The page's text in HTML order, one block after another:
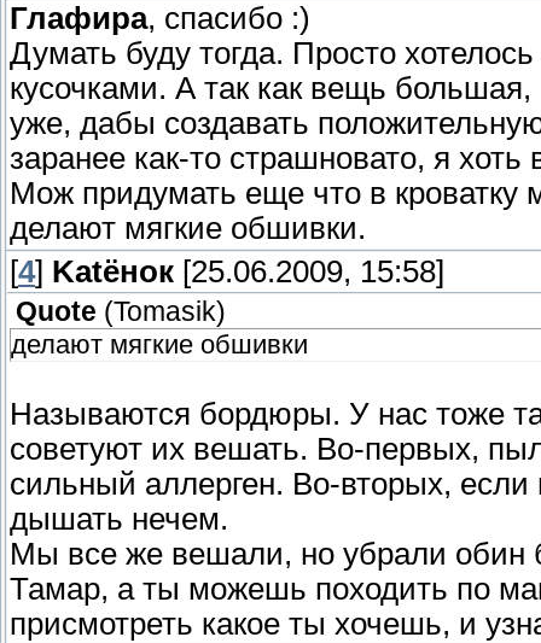
Глафира, спасибо :)
Думать буду тогда. Просто
кусочками. А так как вещь
уже, дабы создавать
заранее как-то страшновато, я
Мож придумать еще что в кроватку
делают мягкие обшивки.
[4] Katёнок [25.06.2009, 15:58]
Quote (Tomasik)
делают мягкие обшивки
Называются бордюры. У нас тоже
советуют их вешать. Во-первых,
сильный аллерген. Во-вторых, если
дышать нечем.
Мы все же вешали, но убрали обин
Тамар, а ты можешь походить по
присмотреть какое ты хочешь, и